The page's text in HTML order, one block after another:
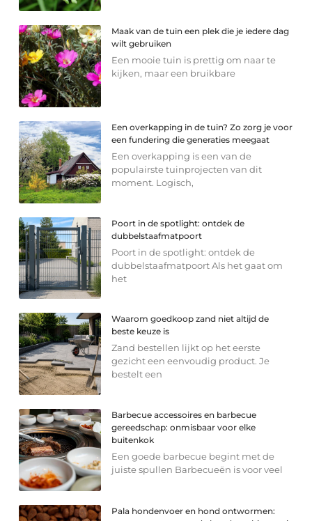
Maak van de tuin een plek die je iedere dag
wilt gebruiken
Een mooie tuin is prettig om naar te
kijken, maar een bruikbare
Een overkapping in de tuin? Zo zorg je voor
een fundering die generaties meegaat
Een overkapping is een van de
populairste tuinprojecten van dit
moment. Logisch,
Poort in de spotlight: ontdek de
dubbelstaafmatpoort
Poort in de spotlight: ontdek de
dubbelstaafmatpoort Als het gaat om
het
Waarom goedkoop zand niet altijd de
beste keuze is
Zand bestellen lijkt op het eerste
gezicht een eenvoudig product. Je
bestelt een
Barbecue accessoires en barbecue
gereedschap: onmisbaar voor elke
buitenkok
Een goede barbecue begint met de
juiste spullen Barbecueën is voor veel
Pala hondenvoer en hond ontwormen: